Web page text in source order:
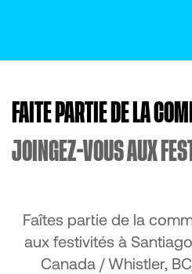
FAITE PARTIE DE LA
JOINGEZ-VOUS AUX
Faîtes partie de la
aux festivités à
Canada / Whistler,